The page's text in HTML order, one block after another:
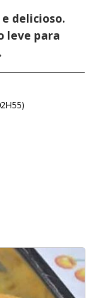
delicioso.
leve para
)